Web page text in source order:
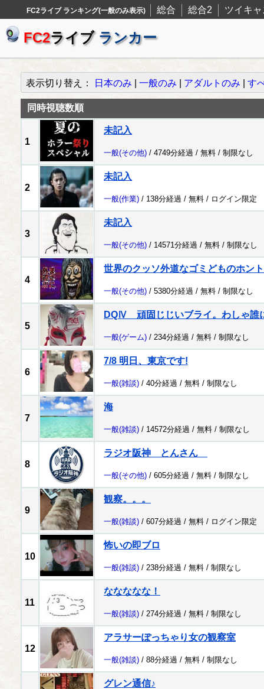
FC2ライブ ランキング(一般のみ表示) 総合 総合2 ツイキャ
FC2ライブ ランカー
表示切り替え： 日本のみ 一般のみ アダルトのみ す
同時視聴数順
1
未記入
一般(その他) / 4749分経過 / 無料 / 制限なし
2
未記入
一般(作業) / 138分経過 / 無料 / ログイン限定
3
未記入
一般(その他) / 14571分経過 / 無料 / 制限なし
4
世界のクッソ外道なゴミどものホン
一般(その他) / 5380分経過 / 無料 / 制限なし
5
DQⅣ 頑固じじいブライ。わしゃ誰
一般(ゲーム) / 234分経過 / 無料 / 制限なし
6
7/8 明日、東京です!
一般(雑談) / 40分経過 / 無料 / 制限なし
7
海
一般(雑談) / 14572分経過 / 無料 / 制限なし
8
ラジオ阪神 とんさん
一般(その他) / 605分経過 / 無料 / 制限なし
9
観察。。。
一般(雑談) / 607分経過 / 無料 / ログイン限定
10
怖いの即ブロ
一般(雑談) / 238分経過 / 無料 / 制限なし
11
ななななな！
一般(雑談) / 274分経過 / 無料 / 制限なし
12
アラサーぽっちゃり女の観察室
一般(雑談) / 88分経過 / 無料 / 制限なし
グレン通信♪